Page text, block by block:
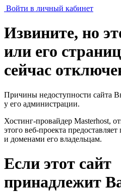
Войти в личный кабинет
Извините, но
или его
сейчас
Причины недоступности сайта
у его администрации.
Хостинг-провайдер Masterhost,
этого веб-проекта
и доменами его владельцам.
Если этот сайт
принадлежит